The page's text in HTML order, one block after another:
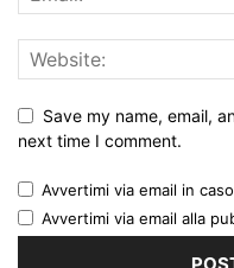
Save my name, email,
next time I comment.
Avvertimi via email in
Avvertimi via email alla